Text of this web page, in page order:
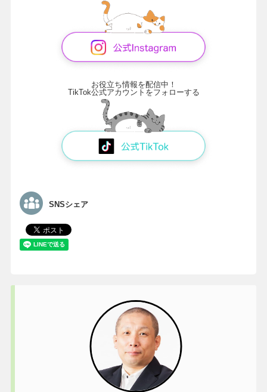
お役立ち情報を配信中！
TikTok公式アカウントをフォローする
SNSシェア